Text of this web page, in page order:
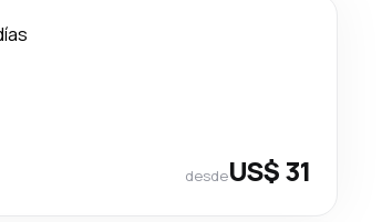
desdeUS$ 31